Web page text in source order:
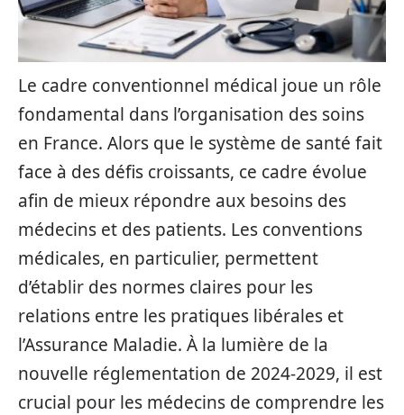
Le cadre conventionnel médical joue un rôle
fondamental dans l’organisation des soins
en France. Alors que le système de santé fait
face à des défis croissants, ce cadre évolue
afin de mieux répondre aux besoins des
médecins et des patients. Les conventions
médicales, en particulier, permettent
d’établir des normes claires pour les
relations entre les pratiques libérales et
l’Assurance Maladie. À la lumière de la
nouvelle réglementation de 2024-2029, il est
crucial pour les médecins de comprendre les